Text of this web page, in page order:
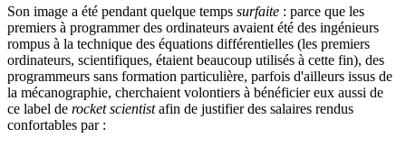
Son image a été pendant quelque temps surfaite : parce que les
premiers à programmer des ordinateurs avaient été des ingénieurs
rompus à la technique des équations différentielles (les premiers
ordinateurs, scientifiques, étaient beaucoup utilisés à cette fin), des
programmeurs sans formation particulière, parfois d'ailleurs issus de
la mécanographie, cherchaient volontiers à bénéficier eux aussi de
ce label de rocket scientistafin de justifier des salaires rendus
confortables par :